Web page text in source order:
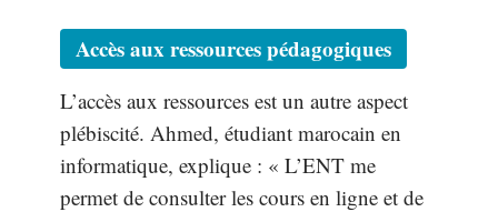
Accès aux ressources pédagogiques
L’accès aux ressources est un autre aspect
plébiscité. Ahmed, étudiant marocain en
informatique, explique : « L’ENT me
permet de consulter les cours en ligne et de